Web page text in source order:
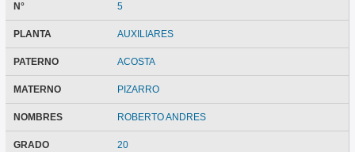
N° 5
PLANTA AUXILIARES
PATERNO ACOSTA
MATERNO PIZARRO
NOMBRES ROBERTO ANDRES
GRADO 20